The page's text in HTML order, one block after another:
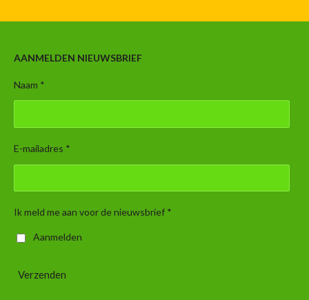
AANMELDEN NIEUWSBRIEF
Naam *
E-mailadres *
Ik meld me aan voor de nieuwsbrief *
Aanmelden
Verzenden